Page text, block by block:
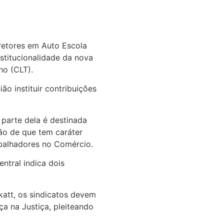
em Auto Escola
da nova
(CLT).
instituir contribuições
dela é destinada
de que tem caráter
no Comércio.
indica dois
os sindicatos devem
na Justiça, pleiteando